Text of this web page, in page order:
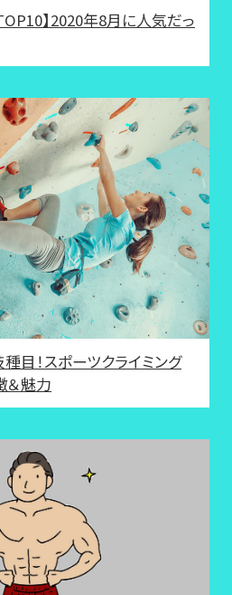
】2020年8月に人気だっ
目！スポーツクライミング
＆魅力